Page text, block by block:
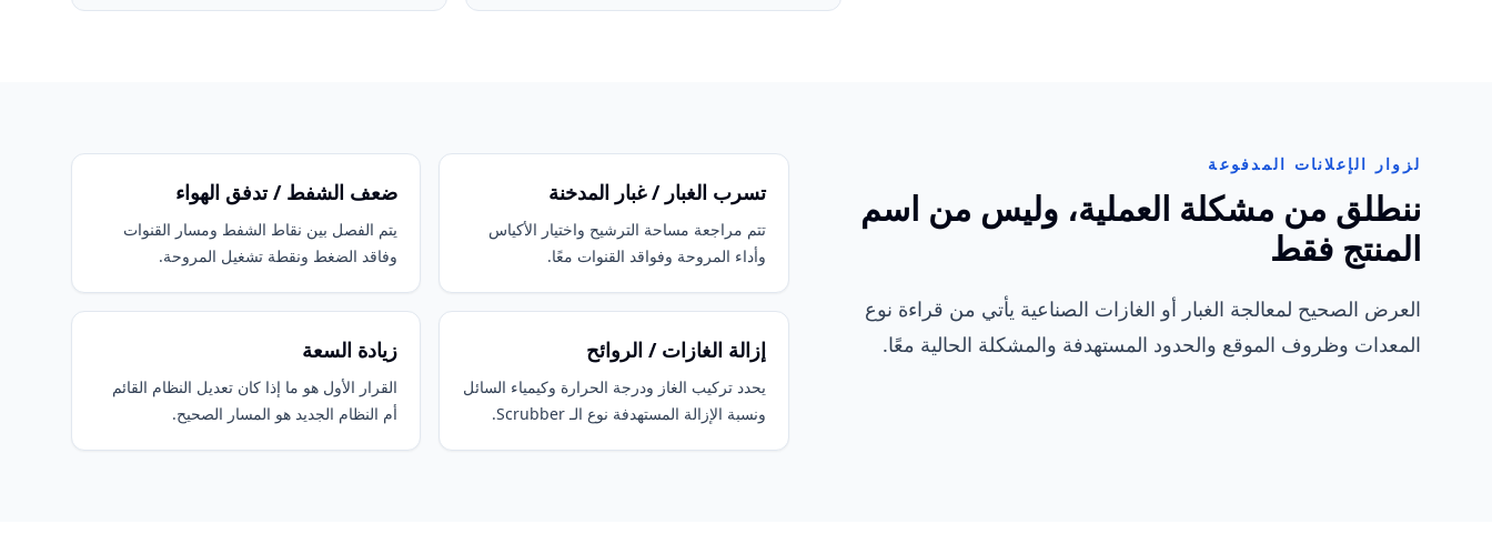
لزوار الإعلانات المدفوعة
ننطلق من مشكلة العملية، وليس من اسم
المنتج فقط
العرض الصحيح لمعالجة الغبار أو الغازات الصناعية يأتي من قراءة نوع
المعدات وظروف الموقع والحدود المستهدفة والمشكلة الحالية معًا.
تسرب الغبار / غبار المدخنة
تتم مراجعة مساحة الترشيح واختيار الأكياس
وأداء المروحة وفواقد القنوات معًا.
ضعف الشفط / تدفق الهواء
يتم الفصل بين نقاط الشفط ومسار القنوات
وفاقد الضغط ونقطة تشغيل المروحة.
إزالة الغازات / الروائح
يحدد تركيب الغاز ودرجة الحرارة وكيمياء السائل
ونسبة الإزالة المستهدفة نوع الـ Scrubber.
زيادة السعة
القرار الأول هو ما إذا كان تعديل النظام القائم
أم النظام الجديد هو المسار الصحيح.